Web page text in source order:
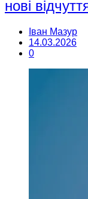
нові
Іван Мазур
14.03.2026
0